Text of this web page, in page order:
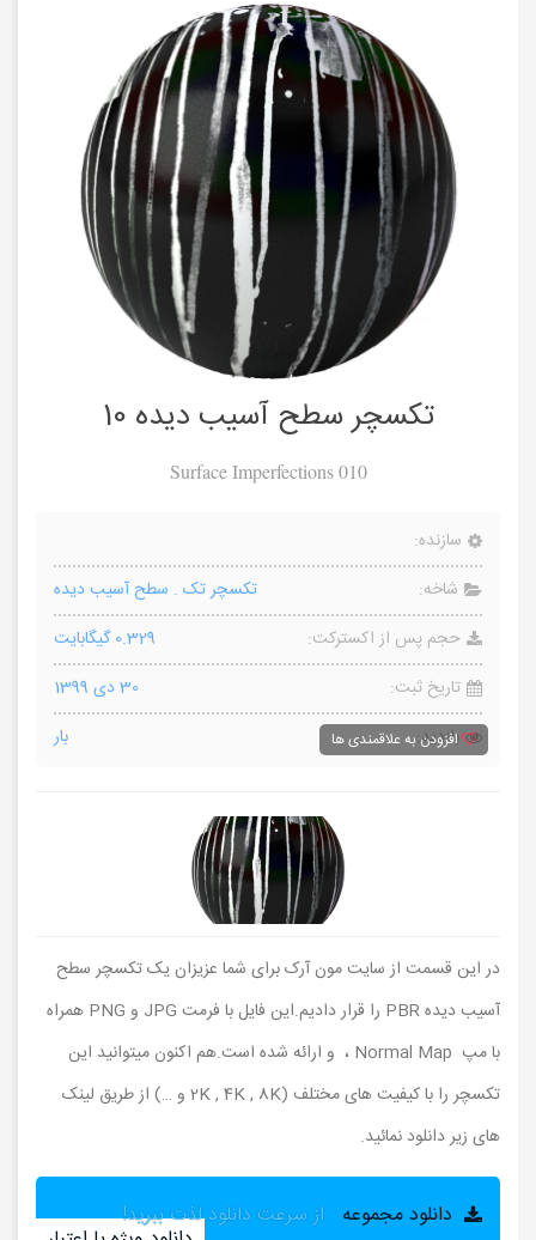
تکسچر سطح آسیب دیده 10
Surface Imperfections 010
سازنده:
شاخه:
تکسچر تک . سطح آسیب دیده
حجم پس از اکسترکت:
0.329 گیگابایت
تاریخ ثبت:
30 دی 1399
بازدید:
بار افزودن به علاقمندی ها
در این قسمت از سایت مون آرک برای شما عزیزان یک تکسچر سطح
آسیب دیده PBR را قرار دادیم.این فایل با فرمت JPG و PNG همراه
با مپ Normal Map ، و ارائه شده است.هم اکنون میتوانید این
تکسچر را با کیفیت های مختلف (2K , 4K , 8K و …) از طریق لینک
های زیر دانلود نمائید.
دانلود مجموعه از سرعت دانلود لذت ببرید!